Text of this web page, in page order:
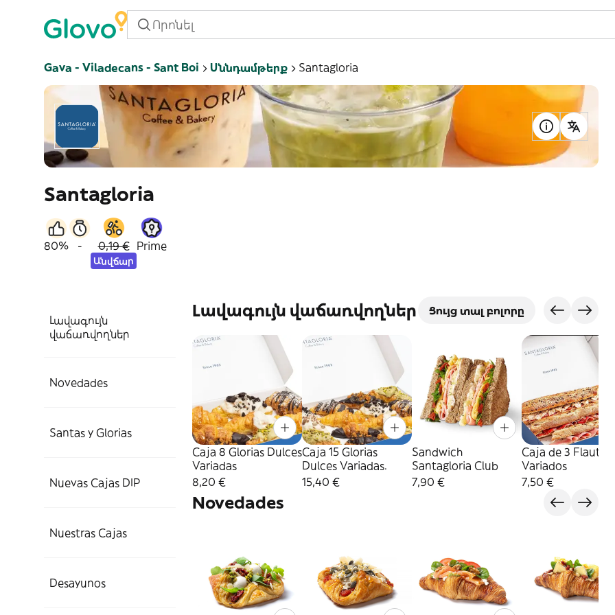
Gava - Viladecans - Sant Boi Սննդամթերք Santagloria
Santagloria
80% - 0,19 €
Անվճար
Prime
Լավագույն
վաճառվողներ
Novedades
Santas y Glorias
Nuevas Cajas DIP
Nuestras Cajas
Desayunos
Լավագույն վաճառվողներ Ցույց տալ բոլորը
Caja 8 Glorias Dulces
Variadas
8,20 €
Caja 15 Glorias
Dulces Variadas.
15,40 €
Sandwich
Santagloria Club
7,90 €
Caja de 3 Flautines
Variados
7,50 €
Novedades